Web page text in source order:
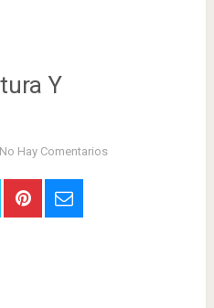
Y
No Hay Comentarios